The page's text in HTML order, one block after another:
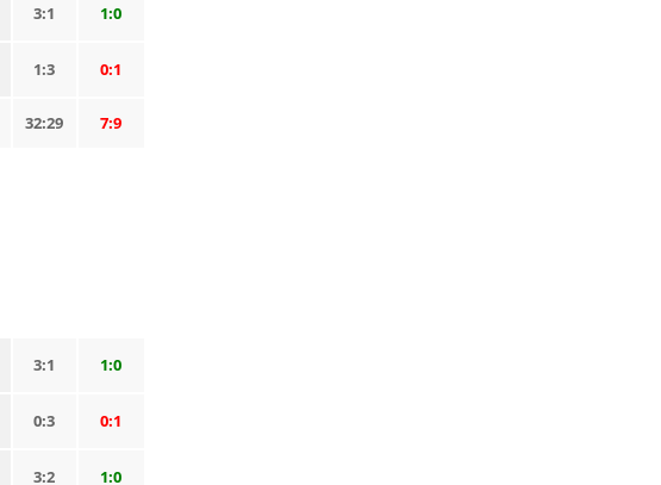
3:1 1:0
1:3 0:1
7:9
32:29
3:1 1:0
0:3 0:1
3:2 1:0